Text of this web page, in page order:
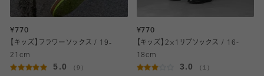
¥770
【キッズ】フラワーソックス / 19‐
21cm
5.0 （9）
¥770
【キッズ】2×1リブソックス / 16-
18cm
3.0 （1）